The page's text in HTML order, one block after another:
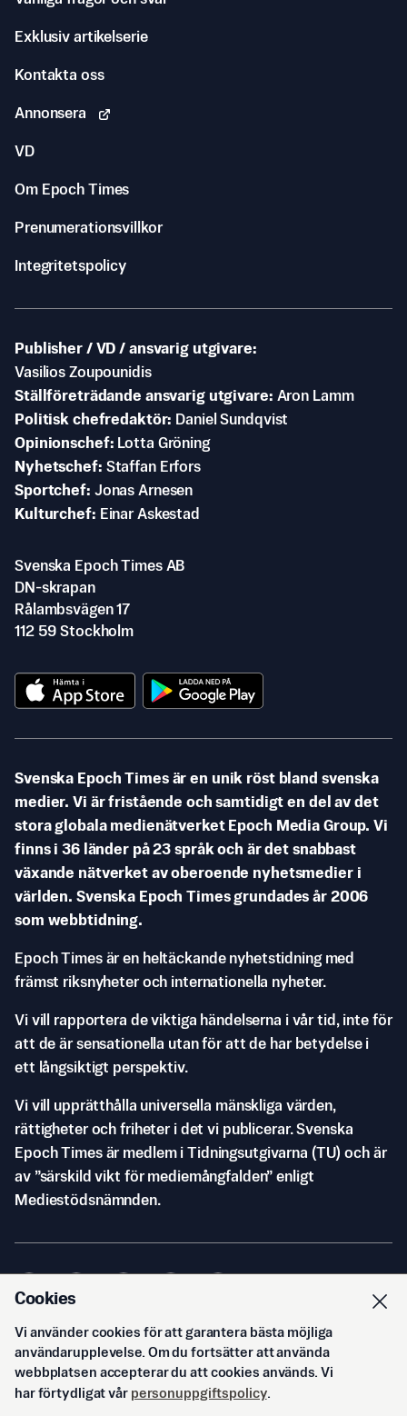
Exklusiv artikelserie
Kontakta oss
Annonsera
VD
Om Epoch Times
Prenumerationsvillkor
Integritetspolicy
Publisher / VD / ansvarig utgivare
Vasilios Zoupounidis
Ställföreträdande ansvarig utgivare Aron Lamm
Politisk chefredaktör
Daniel Sundqvist
Opinionschef
Lotta Gröning
Nyhetschef Staffan Erfors
Sportchef Jonas Arnesen
Kulturchef
Einar Askestad
Svenska Epoch Times AB
DN-skrapan
Rålambsvägen 17
112 59 Stockholm
Svenska Epoch Times är en unik röst bland svenska
medier. Vi är fristående och samtidigt en del av det
stora globala medienätverket Epoch Media Group. Vi
finns i 36 länder på 23 språk och är det snabbast
växande nätverket av oberoende nyhetsmedier i
världen. Svenska Epoch Times grundades år 2006
som webbtidning.
Epoch Times är en heltäckande nyhetstidning med
främst riksnyheter och internationella nyheter.
Vi vill rapportera de viktiga händelserna i vår tid, inte för
att de är sensationella utan för att de har betydelse i
ett långsiktigt perspektiv.
Vi vill upprätthålla universella mänskliga värden,
rättigheter och friheter i det vi publicerar. Svenska
Epoch Times är medlem i Tidningsutgivarna (TU) och är
av ”särskild vikt för mediemångfalden” enligt
Mediestödsnämnden.
© Svenska Epoch Times AB2026
Cookies
Vi använder cookies för att garantera bästa möjliga
användarupplevelse. Om du fortsätter att använda
webbplatsen accepterar du att cookies används. Vi
har förtydligat vår personuppgiftspolicy.